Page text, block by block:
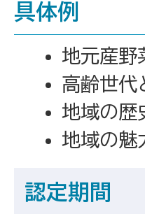
具体例
地元産野
高齢世代
地域の歴
地域の魅
認定期間